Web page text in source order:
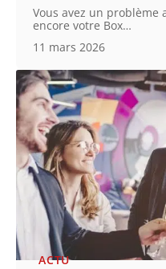
Vous avez un problème
encore votre Box…
11 mars 2026
ACTU